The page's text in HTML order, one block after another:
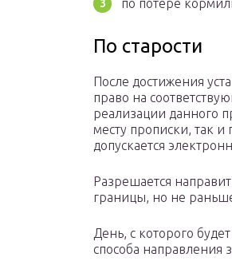
по потере
По старости
После достижения
право на
реализации данного
месту прописки, так
допускается
Разрешается
границы, но не
День, с которого
способа направления